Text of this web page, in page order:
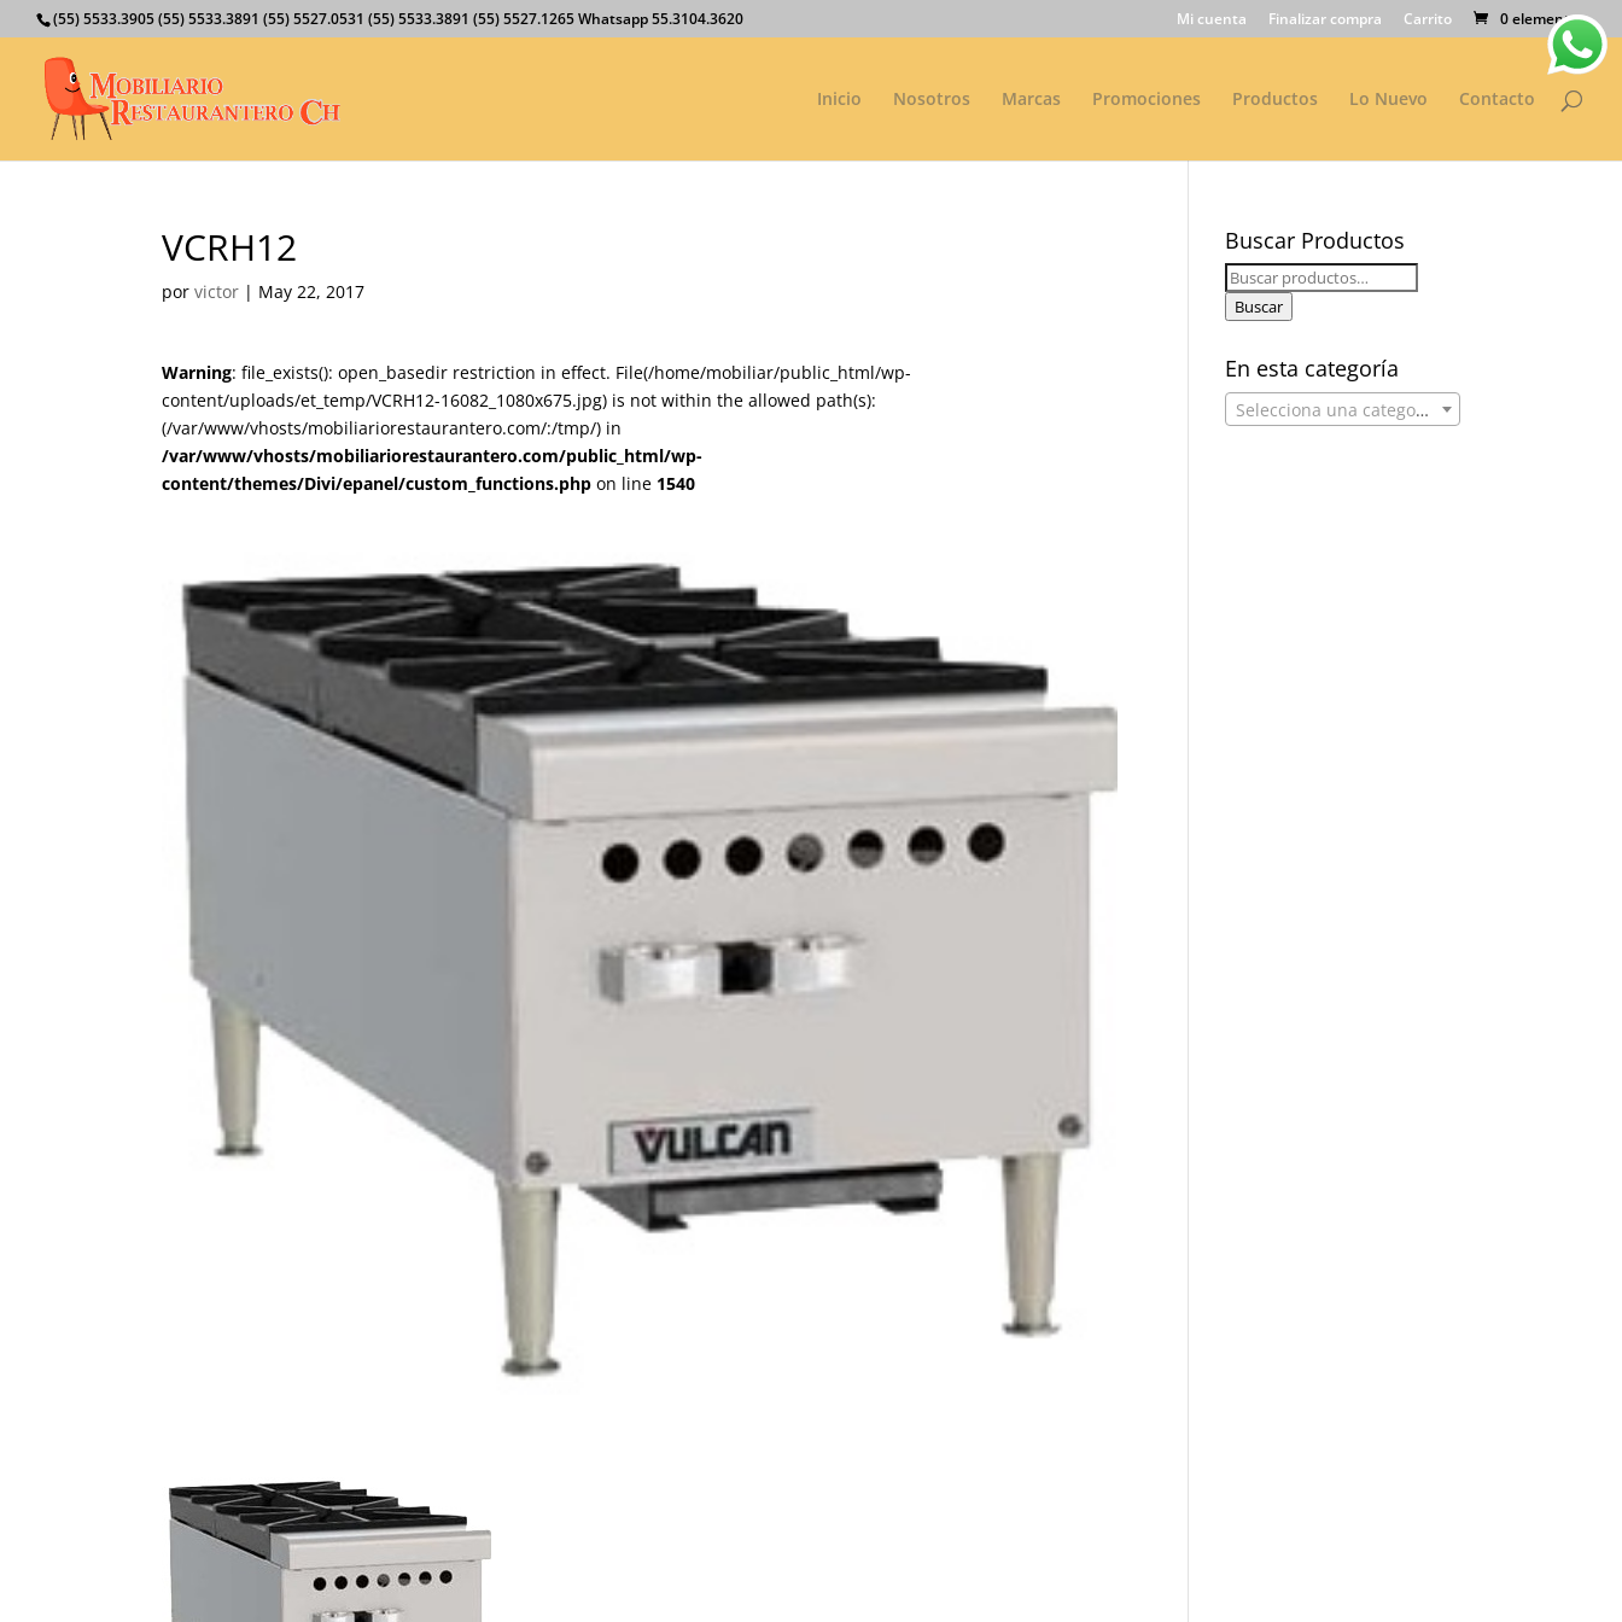
(55) 5533.3905 (55) 5533.3891 (55) 5527.0531 (55) 5533.3891 (55) 5527.1265 Whatsapp 55.3104.3620 Mi cuenta Finalizar compra Carrito 0 elementos
Inicio Nosotros Marcas Promociones Productos Lo Nuevo Contacto
VCRH12
porvictor | May 22, 2017
Warning: file_exists(): open_basedir restriction in effect. File(/home/mobiliar/public_html/wp-
content/uploads/et_temp/VCRH12-16082_1080x675.jpg) is not within the allowed path(s):
(/var/www/vhosts/mobiliariorestaurantero.com/:/tmp/) in
/var/www/vhosts/mobiliariorestaurantero.com/public_html/wp-
content/themes/Divi/epanel/custom_functions.php on line 1540
Buscar Productos
Buscar
por:
Buscar
En esta categoría
Selecciona una categoría